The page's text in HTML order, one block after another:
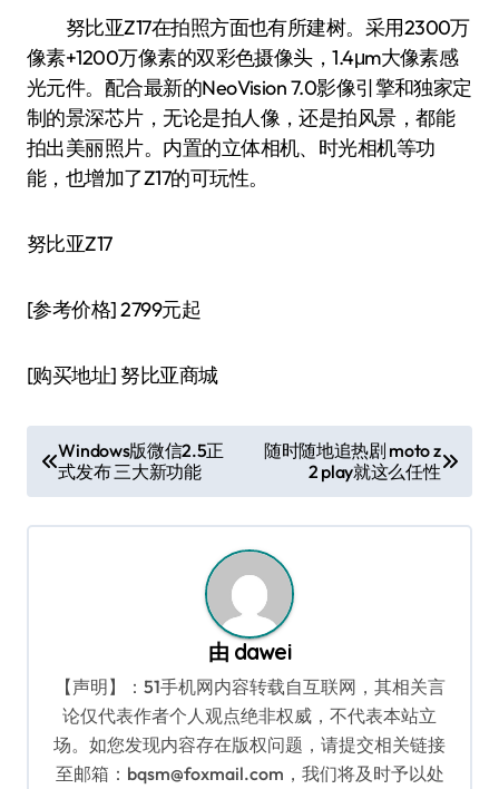
努比亚Z17在拍照方面也有所建树。采用2300万
像素+1200万像素的双彩色摄像头，1.4μm大像素感
光元件。配合最新的NeoVision 7.0影像引擎和独家定
制的景深芯片，无论是拍人像，还是拍风景，都能
拍出美丽照片。内置的立体相机、时光相机等功
能，也增加了Z17的可玩性。
努比亚Z17
[参考价格] 2799元起
[购买地址] 努比亚商城
章
导
Windows版微信2.5正
式发布 三大新功能
随时随地追热剧 moto z
2 play就这么任性
由 dawei
【声明】：51手机网内容转载自互联网，其相关言
论仅代表作者个人观点绝非权威，不代表本站立
场。如您发现内容存在版权问题，请提交相关链接
至邮箱：bqsm@foxmail.com，我们将及时予以处